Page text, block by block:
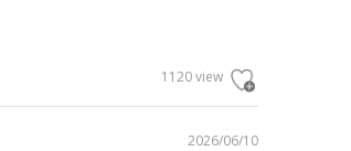
1120 view
2026/06/10